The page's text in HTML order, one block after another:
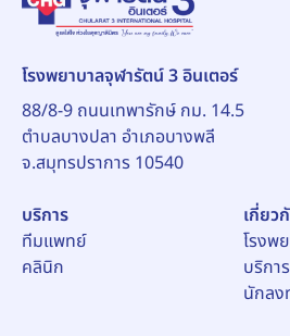
โรงพยาบาลจุฬารัตน์ 3 อินเตอร์
88/8-9 ถนนเทพารักษ์ กม. 14.5
ตำบลบางปลา อำเภอบางพลี
จ.สมุทรปราการ 10540
บริการ
ทีมแพทย์
คลินิก
เกี่ยว
โรงพ
บริกา
นักล